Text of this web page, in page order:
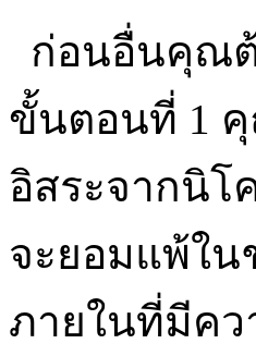
ก่อนอื่นคุณต้
ขั้นตอนที่ 1
อิสระจากนิโ
จะยอมแพ้ใน
ภายในที่มีคว